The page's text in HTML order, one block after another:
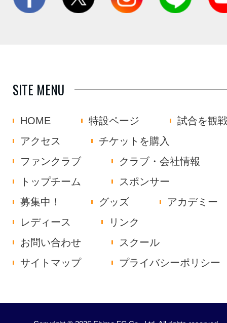
SITE MENU
HOME 特設ページ
試合を観
アクセス
チケットを購入
ファンクラブ
クラブ・会社情報
トップチーム
スポンサー
募集中！
グッズ
アカデミー
レディース
リンク
お問い合わせ
スクール
サイトマップ
プライバシーポリシー